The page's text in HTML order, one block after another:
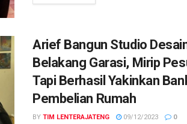
Arief Bangun Studio
Belakang Garasi, Mirip
Tapi Berhasil Yakinkan
Pembelian Rumah
BY TIM LENTERAJATENG 09/12/2023 0